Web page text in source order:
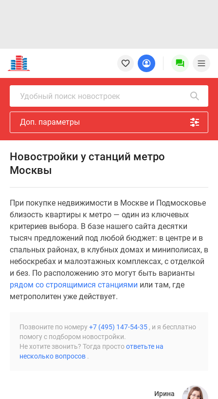
Новостройки
Квартиры
Ипотека
Новостройки
Москвы
Новостройки
Подмосковья
Новостройки
Москвы
Готовые
карте
Специальные
предложения
Коммерческие
помещения
Продавцы
застройщики
новостроек
Видеообзор
новостроек
Экспертиза
Удобный поиск новостроек
Доп. параметры
Новостройки у станций метро
Москвы
При покупке недвижимости в Москве и Подмосковье
близость квартиры к метро — один из ключевых
критериев выбора. В базе нашего сайта десятки
тысяч предложений под любой бюджет: в центре и в
спальных районах, в клубных домах и миниполисах, в
небоскребах и малоэтажных комплексах, с отделкой
и без. По расположению это могут быть варианты
рядом со строящимися станциями или там, где
метрополитен уже действует.
Позвоните по номеру+7 (495) 147-54-35 , и я бесплатно
помогу с подбором новостройки.
Не хотите звонить? Тогда простоответьте на
несколько вопросов .
Ирина